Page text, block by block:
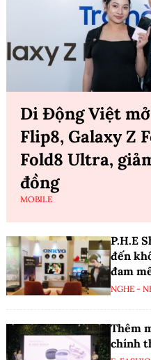
Di Động Việt
Flip8, Galaxy Z
Fold8 Ultra,
đồng
MOBILE
P.H.E
đến
đam
NGHE -
Thêm
chính